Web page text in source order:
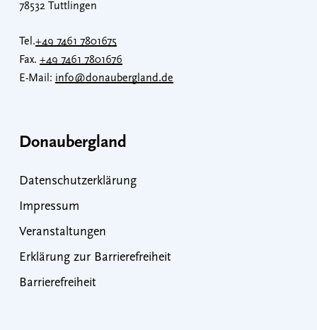
78532 Tuttlingen
Tel.+49 7461 7801675
Fax. +49 7461 7801676
E-Mail: info@donaubergland.de
Donaubergland
Datenschutzerklärung
Impressum
Veranstaltungen
Erklärung zur Barrierefreiheit
Barrierefreiheit